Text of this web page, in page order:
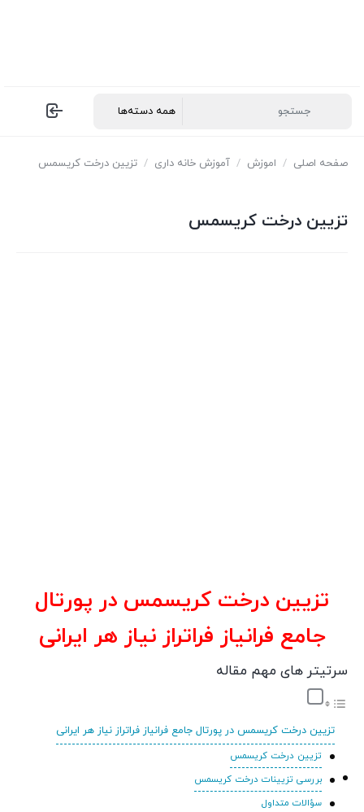
صفحه اصلی / اموزش / آموزش خانه داری / تزیین درخت کریسمس
تزیین درخت کریسمس
تزیین درخت کریسمس در پورتال
جامع فرانیاز فراتراز نیاز هر ایرانی
سرتیتر های مهم مقاله
تزیین درخت کریسمس در پورتال جامع فرانیاز فراتراز نیاز هر ایرانی
تزیین درخت کریسمس
بررسی تزیینات درخت کریسمس
سؤالات متداول